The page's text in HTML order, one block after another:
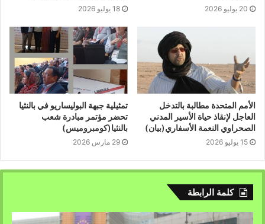
20 يوليو 2026 18 يوليو 2026
الأمم المتحدة مطالبة بالتدخل
العاجل لإنقاذ حياة الأسير المدني
الصحراوي النعمة الأسفاري(بيان)
15 يوليو 2026
تمثيلية جبهة البوليساريو في بالنثيا
تحضر مؤتمر مبادرة شعب
بالنثيا(كومبروميس)
29 مارس 2026
كلمة الرابطة